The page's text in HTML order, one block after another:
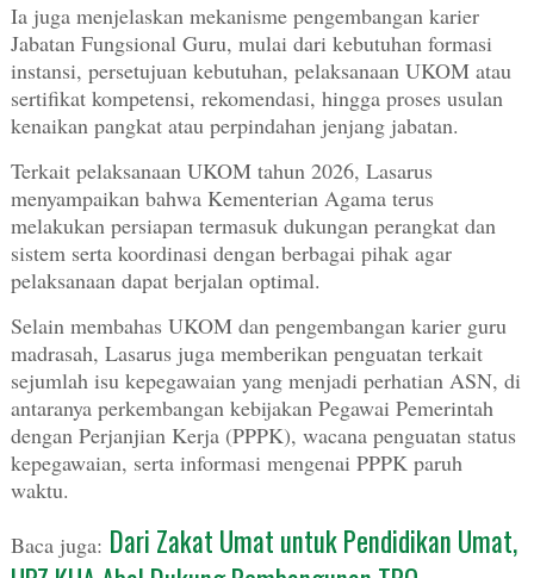
Ia juga menjelaskan mekanisme pengembangan karier
Jabatan Fungsional Guru, mulai dari kebutuhan formasi
instansi, persetujuan kebutuhan, pelaksanaan UKOM atau
sertifikat kompetensi, rekomendasi, hingga proses usulan
kenaikan pangkat atau perpindahan jenjang jabatan.
Terkait pelaksanaan UKOM tahun 2026, Lasarus
menyampaikan bahwa Kementerian Agama terus
melakukan persiapan termasuk dukungan perangkat dan
sistem serta koordinasi dengan berbagai pihak agar
pelaksanaan dapat berjalan optimal.
Selain membahas UKOM dan pengembangan karier guru
madrasah, Lasarus juga memberikan penguatan terkait
sejumlah isu kepegawaian yang menjadi perhatian ASN, di
antaranya perkembangan kebijakan Pegawai Pemerintah
dengan Perjanjian Kerja (PPPK), wacana penguatan status
kepegawaian, serta informasi mengenai PPPK paruh
waktu.
Baca juga: Dari Zakat Umat untuk Pendidikan Umat,